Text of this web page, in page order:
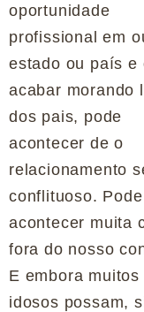
oportunidade
profissional em
estado ou país e
acabar morando
dos pais, pode
acontecer de o
relacionamento
conflituoso. Pode
acontecer muita
fora do nosso
E embora muitos
idosos possam,